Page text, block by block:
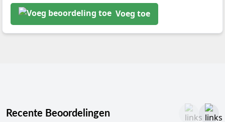
Voeg toe
Recente Beoordelingen